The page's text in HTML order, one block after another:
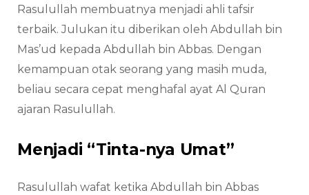
Rasulullah membuatnya menjadi ahli tafsir
terbaik. Julukan itu diberikan oleh Abdullah bin
Mas’ud kepada Abdullah bin Abbas. Dengan
kemampuan otak seorang yang masih muda,
beliau secara cepat menghafal ayat Al Quran
ajaran Rasulullah.
Menjadi “Tinta-nya Umat”
Rasulullah wafat ketika Abdullah bin Abbas